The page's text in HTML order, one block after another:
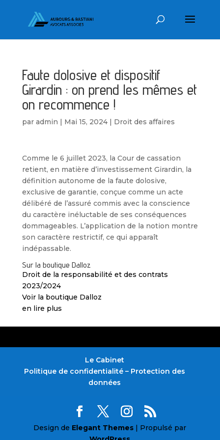
Faute dolosive et dispositif
Girardin : on prend les mêmes et
on recommence !
par admin | Mai 15, 2024| Droit des affaires
Comme le 6 juillet 2023, la Cour de cassation
retient, en matière d’investissement Girardin, la
définition autonome de la faute dolosive,
exclusive de garantie, conçue comme un acte
délibéré de l’assuré commis avec la conscience
du caractère inéluctable de ses conséquences
dommageables. L’application de la notion montre
son caractère restrictif, ce qui apparaît
indépassable.
Sur la boutique Dalloz
Droit de la responsabilité et des contrats
2023/2024
Voir la boutique Dalloz
en lire plus
Le Cabinet
Politique de confidentialité – Protection des
données
Design de Elegant Themes | Propulsé par